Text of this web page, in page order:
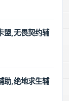
盟,无畏契约辅
助,绝地求生辅